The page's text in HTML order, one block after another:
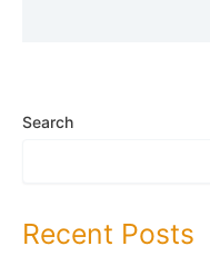
Search
Recent Posts